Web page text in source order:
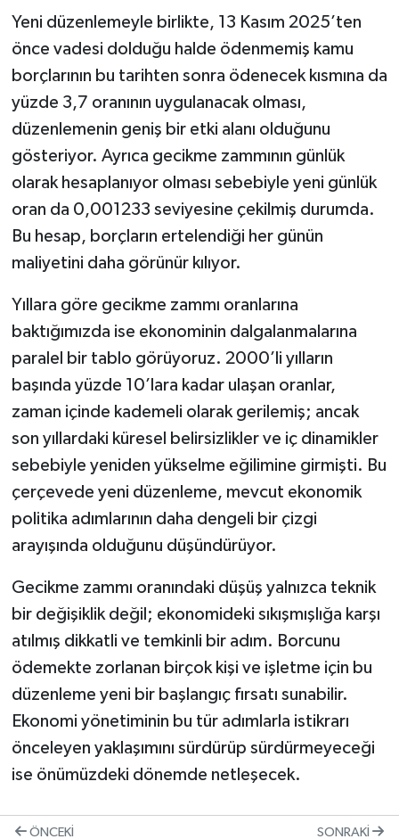
Yeni düzenlemeyle birlikte, 13 Kasım 2025’ten
önce vadesi dolduğu halde ödenmemiş kamu
borçlarının bu tarihten sonra ödenecek kısmına da
yüzde 3,7 oranının uygulanacak olması,
düzenlemenin geniş bir etki alanı olduğunu
gösteriyor. Ayrıca gecikme zammının günlük
olarak hesaplanıyor olması sebebiyle yeni günlük
oran da 0,001233 seviyesine çekilmiş durumda.
Bu hesap, borçların ertelendiği her günün
maliyetini daha görünür kılıyor.
Yıllara göre gecikme zammı oranlarına
baktığımızda ise ekonominin dalgalanmalarına
paralel bir tablo görüyoruz. 2000’li yılların
başında yüzde 10’lara kadar ulaşan oranlar,
zaman içinde kademeli olarak gerilemiş; ancak
son yıllardaki küresel belirsizlikler ve iç dinamikler
sebebiyle yeniden yükselme eğilimine girmişti. Bu
çerçevede yeni düzenleme, mevcut ekonomik
politika adımlarının daha dengeli bir çizgi
arayışında olduğunu düşündürüyor.
Gecikme zammı oranındaki düşüş yalnızca teknik
bir değişiklik değil; ekonomideki sıkışmışlığa karşı
atılmış dikkatli ve temkinli bir adım. Borcunu
ödemekte zorlanan birçok kişi ve işletme için bu
düzenleme yeni bir başlangıç fırsatı sunabilir.
Ekonomi yönetiminin bu tür adımlarla istikrarı
önceleyen yaklaşımını sürdürüp sürdürmeyeceği
ise önümüzdeki dönemde netleşecek.
ÖNCEKI SONRAKI